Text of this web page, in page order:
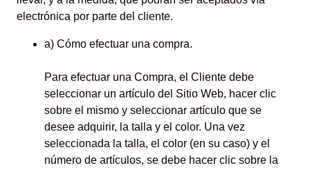
electrónica por parte del cliente.
a) Cómo efectuar una compra.
Para efectuar una Compra, el Cliente debe
seleccionar un artículo del Sitio Web, hacer clic
sobre el mismo y seleccionar artículo que se
desee adquirir, la talla y el color. Una vez
seleccionada la talla, el color (en su caso) y el
número de artículos, se debe hacer clic sobre la